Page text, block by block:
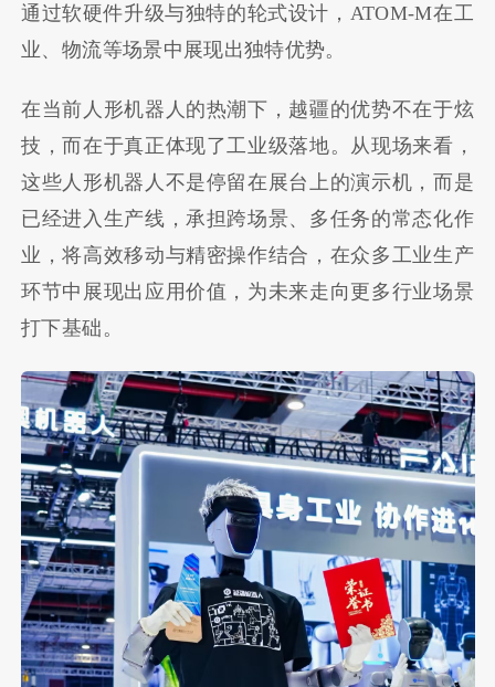
通过软硬件升级与独特的轮式设计，ATOM-M在工
业、物流等场景中展现出独特优势。
在当前人形机器人的热潮下，越疆的优势不在于炫
技，而在于真正体现了工业级落地。从现场来看，
这些人形机器人不是停留在展台上的演示机，而是
已经进入生产线，承担跨场景、多任务的常态化作
业，将高效移动与精密操作结合，在众多工业生产
环节中展现出应用价值，为未来走向更多行业场景
打下基础。